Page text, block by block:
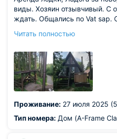
виды. Хозяин отзывчивый. С
ждать. Общались по Vat sap.
березы... Кусты смородины,
перил. Хозяин пояснил, что
что-то задерживает стройку.
Читать полностью
Проживание: 27 июля 2025
Тип номера: Дом (A-Frame